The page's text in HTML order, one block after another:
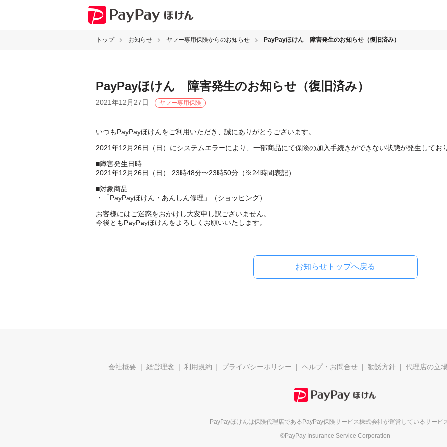
トップ お知らせ ヤフー専用保険からのお知らせ PayPayほけん 障害発生のお知らせ（復旧済み）
PayPayほけん 障害発生のお知らせ（復旧済み）
2021年12月27日 ヤフー専用保険
いつもPayPayほけんをご利用いただき、誠にありがとうございます。
2021年12月26日（日）にシステムエラーにより、一部商品にて保険の加入手続きができない状態が発生してお
■障害発生日時
2021年12月26日（日） 23時48分〜23時50分（※24時間表記）
■対象商品
・「PayPayほけん・あんしん修理」（ショッピング）
お客様にはご迷惑をおかけし大変申し訳ございません。
今後ともPayPayほけんをよろしくお願いいたします。
お知らせトップへ戻る
会社概要 経営理念 利用規約 プライバシーポリシー ヘルプ・お問合せ 勧誘方針 代理店の立場
PayPayほけんは保険代理店である PayPay保険サービス株式会社が運営しているサービ
©PayPay Insurance Service Corporation